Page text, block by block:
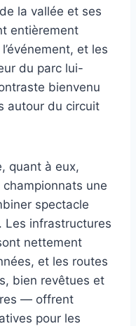
de la vallée et ses
entièrement
et les
du parc lui-
bienvenu
autour du circuit
quant à eux,
une
spectacle
Les infrastructures
nettement
et les routes
bien revêtues et
— offrent
pour les